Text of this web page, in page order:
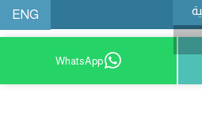
ENG
9200 12777
WhatsApp